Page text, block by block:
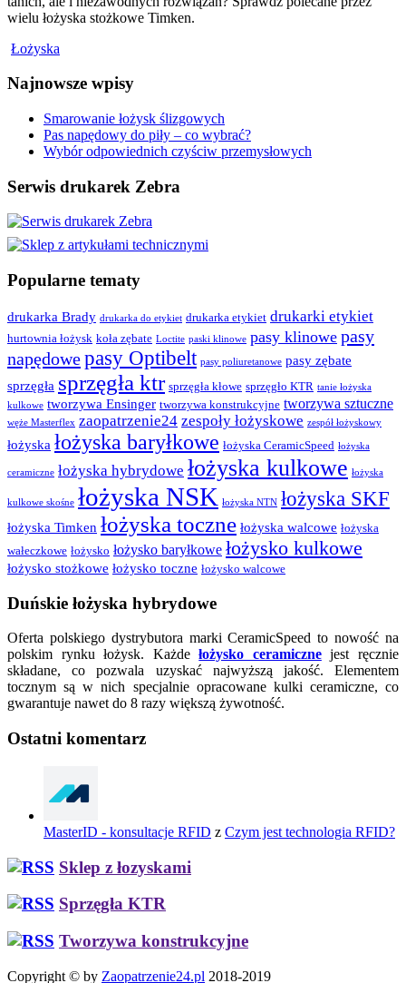
wielu łożyska stożkowe Timken.
Łożyska
Najnowsze wpisy
Smarowanie łożysk ślizgowych
Pas napędowy do piły – co wybrać?
Wybór odpowiednich czyściw przemysłowych
Serwis drukarek Zebra
Popularne tematy
drukarka Brady drukarka do etykiet drukarka etykiet drukarki etykiet
hurtownia łożysk koła zębate Loctite paski klinowe pasy klinowe pasy
napędowepasy Optibelt pasy poliuretanowe pasy zębate
sprzęgła sprzęgła ktr sprzęgła kłowe sprzęgło KTR tanie łożyska
kulkowe tworzywa Ensinger tworzywa konstrukcyjne tworzywa sztuczne
węże Masterflex zaopatrzenie24 zespoły łożyskowe zespół łożyskowy
łożyska łożyska baryłkowe łożyska CeramicSpeed łożyska
ceramiczne łożyska hybrydowe łożyska kulkowe łożyska
kulkowe skośne łożyska NSK łożyska NTN łożyska SKF
łożyska Timken łożyska toczne łożyska walcowe łożyska
wałeczkowe łożysko łożysko baryłkowe łożysko kulkowe
łożysko stożkowe łożysko toczne łożysko walcowe
Duńskie łożyska hybrydowe
Oferta polskiego dystrybutora marki CeramicSpeed to nowość na
polskim rynku łożysk. Każdełożysko ceramicznejest ręcznie
składane, co pozwala uzyskać najwyższą jakość. Elementem
tocznym są w nich specjalnie opracowane kulki ceramiczne, co
gwarantuje nawet do 8 razy większą żywotność.
Ostatni komentarz
MasterID - konsultacje RFID z Czym jest technologia RFID?
Sklep z łozyskami
Sprzęgła KTR
Tworzywa konstrukcyjne
Copyright © by Zaopatrzenie24.pl 2018-2019